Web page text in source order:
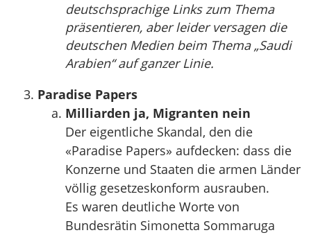
deutschsprachige Links zum Thema
präsentieren, aber leider versagen die
deutschen Medien beim Thema „Saudi
Arabien“ auf ganzer Linie.
Paradise Papers
Milliarden ja, Migranten nein
Der eigentliche Skandal, den die
«Paradise Papers» aufdecken: dass die
Konzerne und Staaten die armen Länder
völlig gesetzeskonform ausrauben.
Es waren deutliche Worte von
Bundesrätin Simonetta Sommaruga